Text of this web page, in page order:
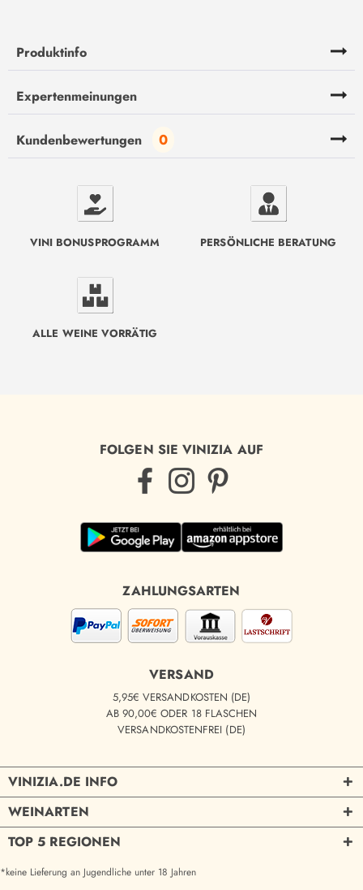
Produktinfo
Expertenmeinungen
Kundenbewertungen 0
VINI BONUSPROGRAMM PERSÖNLICHE BERATUNG
ALLE WEINE VORRÄTIG
FOLGEN SIE VINIZIA AUF
ZAHLUNGSARTEN
VERSAND
5,95€ VERSANDKOSTEN (DE)
AB 90,00€ ODER 18 FLASCHEN
VERSANDKOSTENFREI (DE)
VINIZIA.DE INFO
WEINARTEN
TOP 5 REGIONEN
*keine Lieferung an Jugendliche unter 18 Jahren